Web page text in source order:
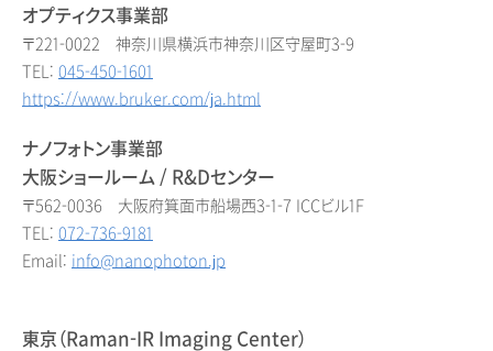
オプティクス事業部
〒221-0022 神奈川県横浜市神奈川区守屋町3-9
TEL: 045-450-1601
https://www.bruker.com/ja.html
ナノフォトン事業部
大阪ショールーム / R&Dセンター
〒562-0036 大阪府箕面市船場西3-1-7 ICCビル1F
TEL: 072-736-9181
Email: info@nanophoton.jp
東京（Raman-IR Imaging Center）